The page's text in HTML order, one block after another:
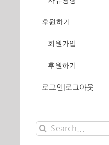
후원하기
회원가입
후원하기
로그인|로그아웃
Search
for: